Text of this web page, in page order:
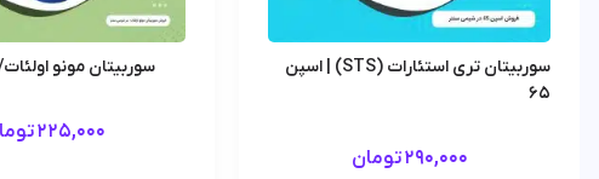
سوربیتان تری استئارات (STS) | اسپن
65
290,000تومان
سوربیتان مونو اولئات/
225,000